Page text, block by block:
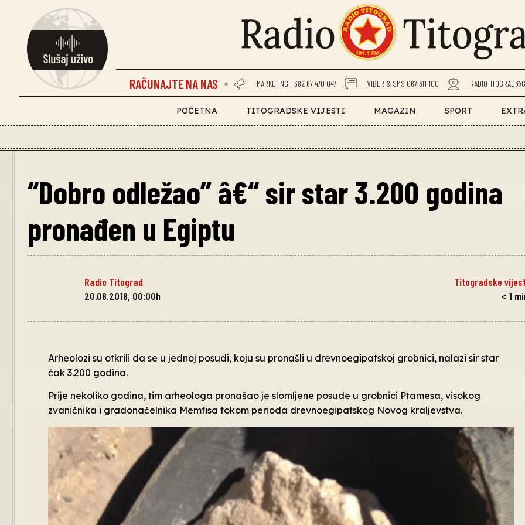
RAČUNAJTE NA NAS MARKETING +382 67 470 047 VIBER & SMS 067 311 100
POČETNA TITOGRADSKE VIJESTI MAGAZIN SPORT
“Dobro odležao” â€“ sir star 3.200 godina
pronađen u Egiptu
Radio Titograd
Titogradske
20.08.2018, 00:00h
< 1
Arheolozi su otkrili da se u jednoj posudi, koju su pronašli u drevnoegipatskoj grobnici, nalazi sir star
čak 3.200 godina.
Prije nekoliko godina, tim arheologa pronašao je slomljene posude u grobnici Ptamesa, visokog
zvaničnika i gradonačelnika Memfisa tokom perioda drevnoegipatskog Novog kraljevstva.